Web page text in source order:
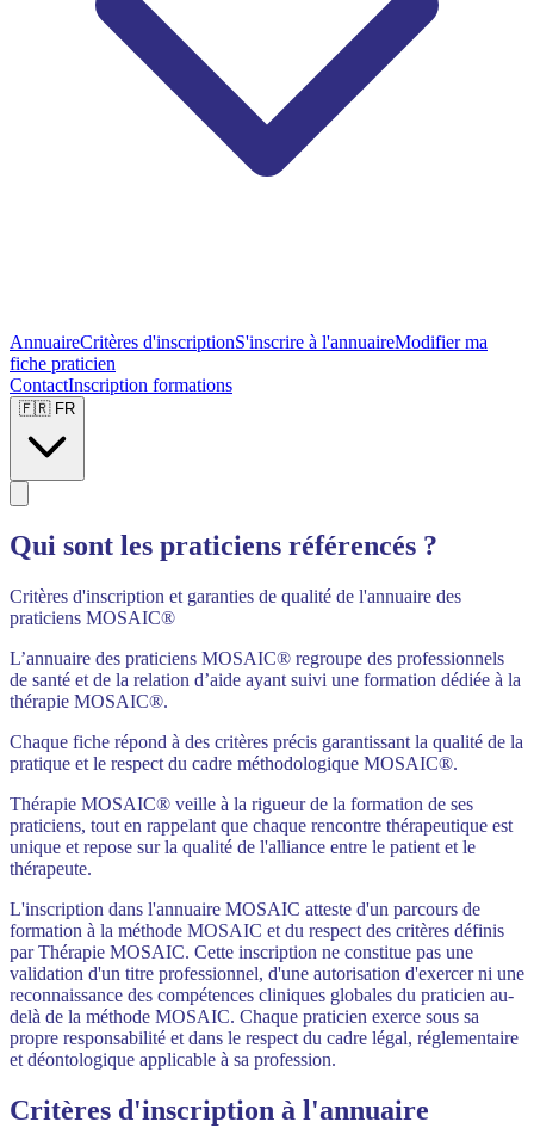
AnnuaireCritères d'inscriptionS'inscrire à l'annuaireModifier ma
fiche praticien
ContactInscription formations
🇫🇷 FR
Qui sont les praticiens référencés ?
Critères d'inscription et garanties de qualité de l'annuaire des
praticiens MOSAIC®
L’annuaire des praticiens MOSAIC® regroupe des professionnels
de santé et de la relation d’aide ayant suivi une formation dédiée à la
thérapie MOSAIC®.
Chaque fiche répond à des critères précis garantissant la qualité de la
pratique et le respect du cadre méthodologique MOSAIC®.
Thérapie MOSAIC® veille à la rigueur de la formation de ses
praticiens, tout en rappelant que chaque rencontre thérapeutique est
unique et repose sur la qualité de l'alliance entre le patient et le
thérapeute.
L'inscription dans l'annuaire MOSAIC atteste d'un parcours de
formation à la méthode MOSAIC et du respect des critères définis
par Thérapie MOSAIC. Cette inscription ne constitue pas une
validation d'un titre professionnel, d'une autorisation d'exercer ni une
reconnaissance des compétences cliniques globales du praticien au-
delà de la méthode MOSAIC. Chaque praticien exerce sous sa
propre responsabilité et dans le respect du cadre légal, réglementaire
et déontologique applicable à sa profession.
Critères d'inscription à l'annuaire